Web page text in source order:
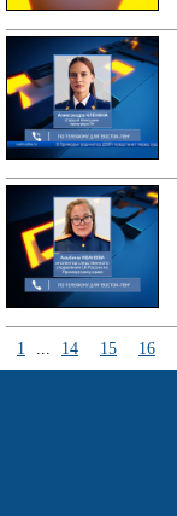
1 ... 14 15 16